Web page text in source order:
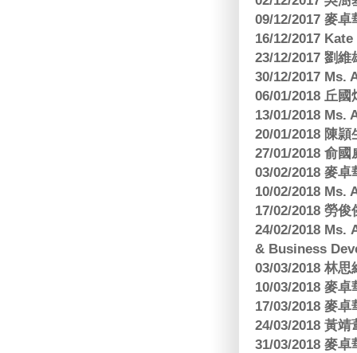
09/12/2017 麥
16/12/2017
23/12/2017 劉
30/12/2017 Ms.
06/01/2018 丘
13/01/2018 Ms.
20/01/2018 陳
27/01/2018 俞
03/02/2018 麥
10/02/2018 Ms.
17/02/2018 勞
24/02/2018 Ms.
& Business
03/03/2018 林
10/03/2018 麥
17/03/2018 麥
24/03/2018 黃
31/03/2018 麥